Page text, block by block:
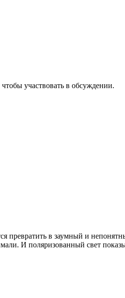
чтобы участвовать в обсуждении.
превратить в заумный и
И поляризованный свет